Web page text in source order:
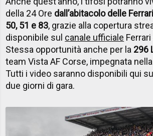
della 24 Ore dall’abitacolo delle
50, 51 e 83, grazie alla copertura
disponibile sul canale ufficiale
Stessa opportunità anche per la 296
team Vista AF Corse, impegnata
Tutti i video saranno disponibili qui
due giorni di gara.